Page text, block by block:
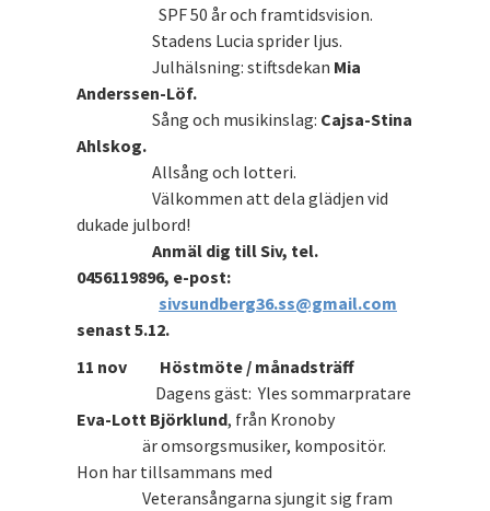
SPF 50 år och framtidsvision.
Stadens Lucia sprider ljus.
Julhälsning: stiftsdekan Mia
Anderssen-Löf.
Sång och musikinslag: Cajsa-Stina
Ahlskog.
Allsång och lotteri.
Välkommen att dela glädjen vid
dukade julbord!
Anmäl dig till Siv, tel.
0456119896, e-post:
sivsundberg36.ss@gmail.com
senast 5.12.
11 nov Höstmöte / månadsträff
Dagens gäst: Yles sommarpratare
Eva-Lott Björklund, från Kronoby
är omsorgsmusiker, kompositör.
Hon har tillsammans med
Veteransångarna sjungit sig fram